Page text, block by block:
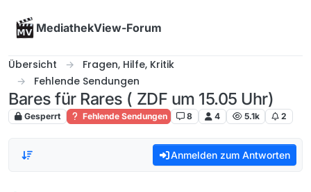
MediathekView-Forum
Übersicht
Fragen, Hilfe, Kritik
Fehlende Sendungen
Bares für Rares ( ZDF um 15.05 Uhr)
Gesperrt Fehlende Sendungen 8 4 5.1k 2
Anmelden zum Antworten